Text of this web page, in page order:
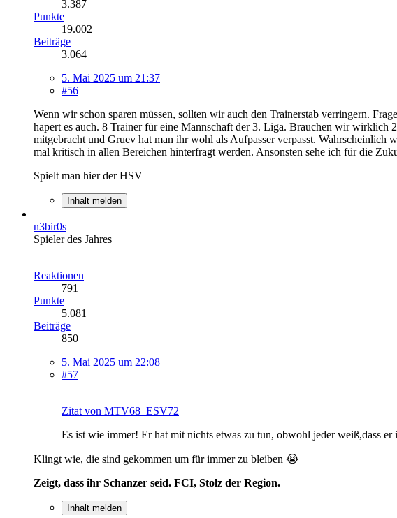
3.387
Punkte
19.002
Beiträge
3.064
5. Mai 2025 um 21:37
#56
Wenn wir schon sparen müssen, sollten wir auch den Trainerstab verringern.
hapert es auch. 8 Trainer für eine Mannschaft der 3. Liga. Brauchen wir
mitgebracht und Gruev hat man ihr wohl als Aufpasser verpasst.
mal kritisch in allen Bereichen hinterfragt werden. Ansonsten sehe ich für die
Spielt man hier der HSV
Inhalt melden
n3bir0s
Spieler des Jahres
Reaktionen
791
Punkte
5.081
Beiträge
850
5. Mai 2025 um 22:08
#57
Zitat von MTV68_ESV72
Es ist wie immer! Er hat mit nichts etwas zu tun, obwohl jeder weiß,dass
Klingt wie, die sind gekommen um für immer zu bleiben 😭
Zeigt, dass ihr Schanzer seid. FCI, Stolz der Region.
Inhalt melden